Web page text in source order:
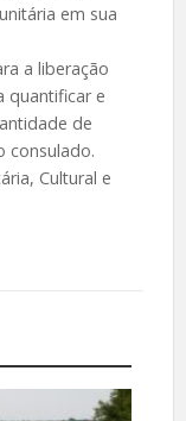
em sua
a liberação
quantificar e
de
consulado.
Cultural e